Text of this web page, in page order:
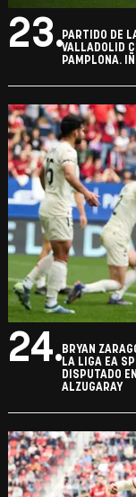
23.PARTIDO DE
VALLADOLID
PAMPLONA.
24.BRYAN
LA LIGA EA
DISPUTADO
ALZUGARAY